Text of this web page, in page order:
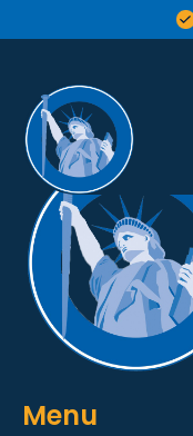
Menu